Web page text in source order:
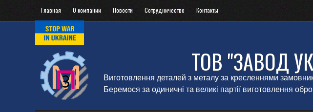
Главная О компании Новости Сотрудничество Контакты
ТОВ "ЗАВОД
Виготовлення деталей з металу за кресленнями
Беремося за одиничні та великі партії виготовлення